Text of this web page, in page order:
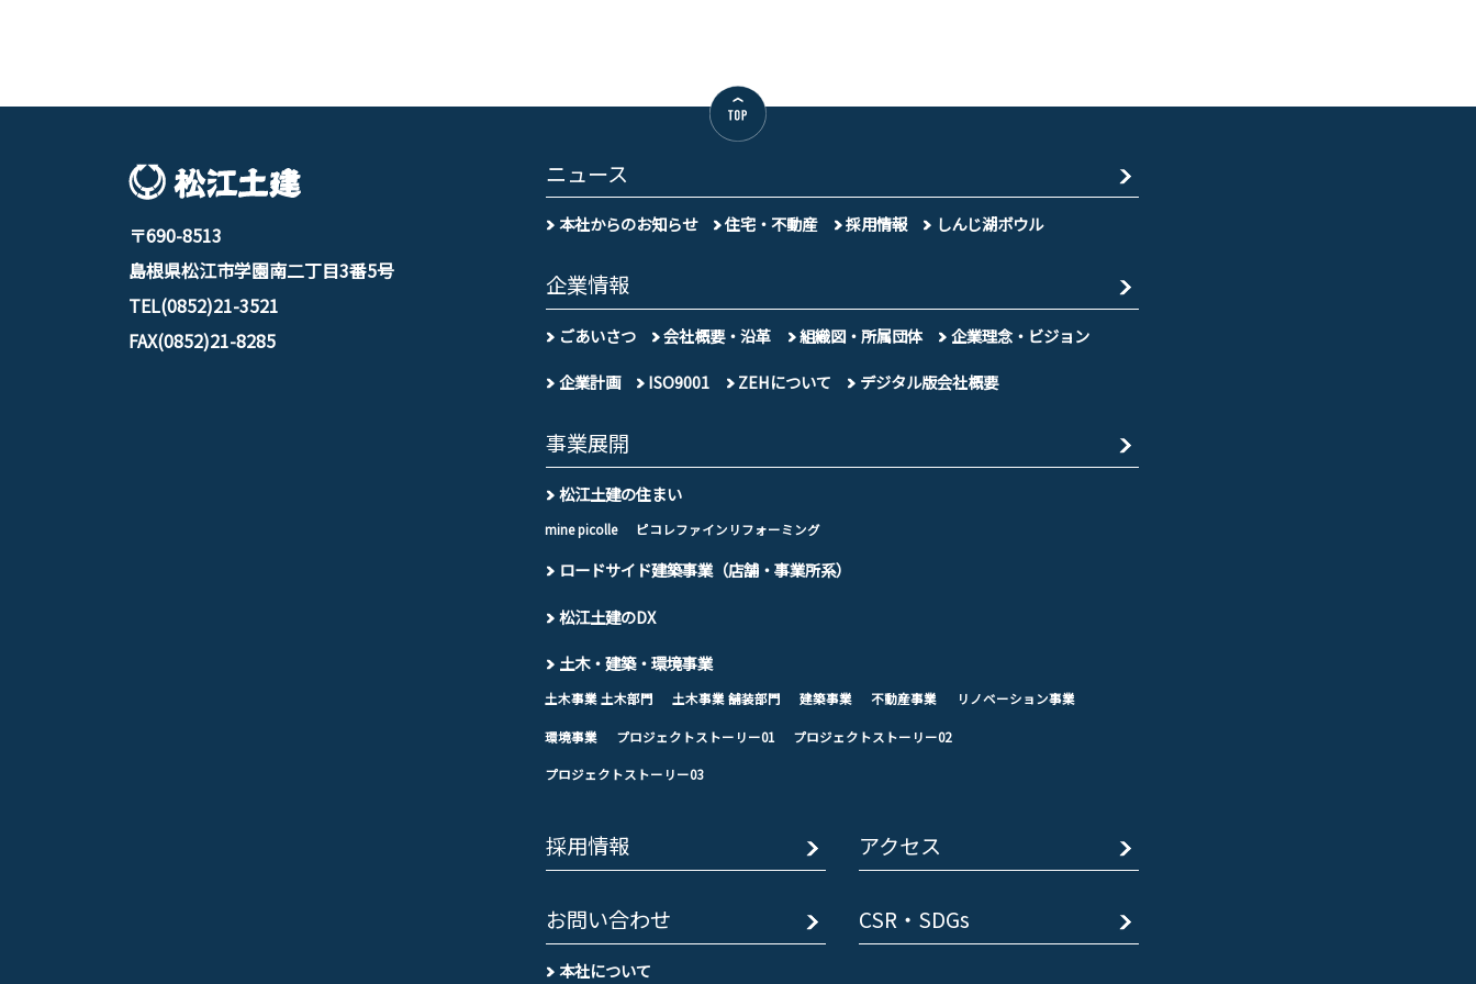
ニュース
本社からのお知らせ 住宅・不動産 採用情報 しんじ湖ボウル
企業情報
ごあいさつ 会社概要・沿革 組織図・所属団体 企業理念・ビジョン
企業計画 ISO9001 ZEHについて デジタル版会社概要
事業展開
松江土建の住まい
mine picolle ピコレファインリフォーミング
ロードサイド建築事業（店舗・事業所系）
松江土建のDX
土木・建築・環境事業
土木事業 土木部門 土木事業 舗装部門 建築事業 不動産事業 リノベーション事業
環境事業 プロジェクトストーリー01 プロジェクトストーリー02
プロジェクトストーリー03
採用情報 アクセス
お問い合わせ
本社について
CSR・SDGs
〒690-8513
島根県松江市学園南二丁目3番5号
TEL(0852)21-3521
FAX(0852)21-8285